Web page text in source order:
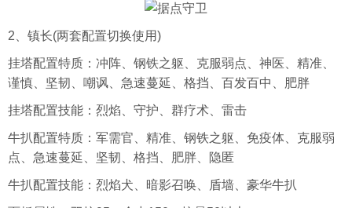
2、镇长(两套配置切换使用)
挂塔配置特质：冲阵、钢铁之躯、克服弱点、神医、精准、
谨慎、坚韧、嘲讽、急速蔓延、格挡、百发百中、肥胖
挂塔配置技能：烈焰、守护、群疗术、雷击
牛扒配置特质：军需官、精准、钢铁之躯、免疫体、克服弱
点、急速蔓延、坚韧、格挡、肥胖、隐匿
牛扒配置技能：烈焰犬、暗影召唤、盾墙、豪华牛扒